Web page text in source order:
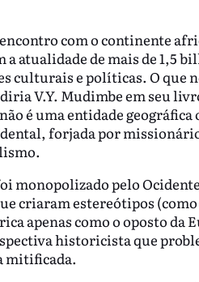
com o continente
atualidade de mais de 1,5
culturais e políticas. O que
V.Y. Mudimbe em seu
é uma entidade
forjada por
monopolizado pelo
criaram estereótipos
apenas como o oposto da
historicista que
mitificada.